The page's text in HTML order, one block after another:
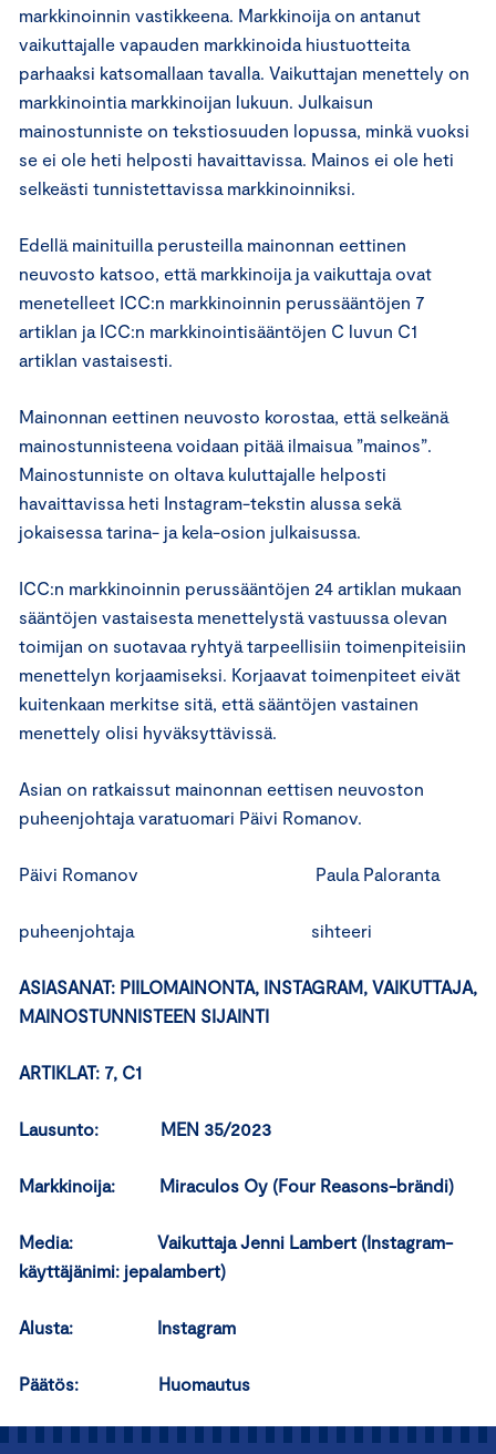
markkinoinnin vastikkeena. Markkinoija on antanut
vaikuttajalle vapauden markkinoida hiustuotteita
parhaaksi katsomallaan tavalla. Vaikuttajan menettely on
markkinointia markkinoijan lukuun. Julkaisun
mainostunniste on tekstiosuuden lopussa, minkä vuoksi
se ei ole heti helposti havaittavissa. Mainos ei ole heti
selkeästi tunnistettavissa markkinoinniksi.
Edellä mainituilla perusteilla mainonnan eettinen
neuvosto katsoo, että markkinoija ja vaikuttaja ovat
menetelleet ICC:n markkinoinnin perussääntöjen 7
artiklan ja ICC:n markkinointisääntöjen C luvun C1
artiklan vastaisesti.
Mainonnan eettinen neuvosto korostaa, että selkeänä
mainostunnisteena voidaan pitää ilmaisua ”mainos”.
Mainostunniste on oltava kuluttajalle helposti
havaittavissa heti Instagram-tekstin alussa sekä
jokaisessa tarina- ja kela-osion julkaisussa.
ICC:n markkinoinnin perussääntöjen 24 artiklan mukaan
sääntöjen vastaisesta menettelystä vastuussa olevan
toimijan on suotavaa ryhtyä tarpeellisiin toimenpiteisiin
menettelyn korjaamiseksi. Korjaavat toimenpiteet eivät
kuitenkaan merkitse sitä, että sääntöjen vastainen
menettely olisi hyväksyttävissä.
Asian on ratkaissut mainonnan eettisen neuvoston
puheenjohtaja varatuomari Päivi Romanov.
Päivi Romanov Paula Paloranta
puheenjohtaja sihteeri
ASIASANAT: PIILOMAINONTA, INSTAGRAM, VAIKUTTAJA,
MAINOSTUNNISTEEN SIJAINTI
ARTIKLAT: 7, C1
Lausunto: MEN 35/2023
Markkinoija: Miraculos Oy (Four Reasons-brändi)
Media: Vaikuttaja Jenni Lambert (Instagram-
käyttäjänimi: jepalambert)
Alusta: Instagram
Päätös: Huomautus